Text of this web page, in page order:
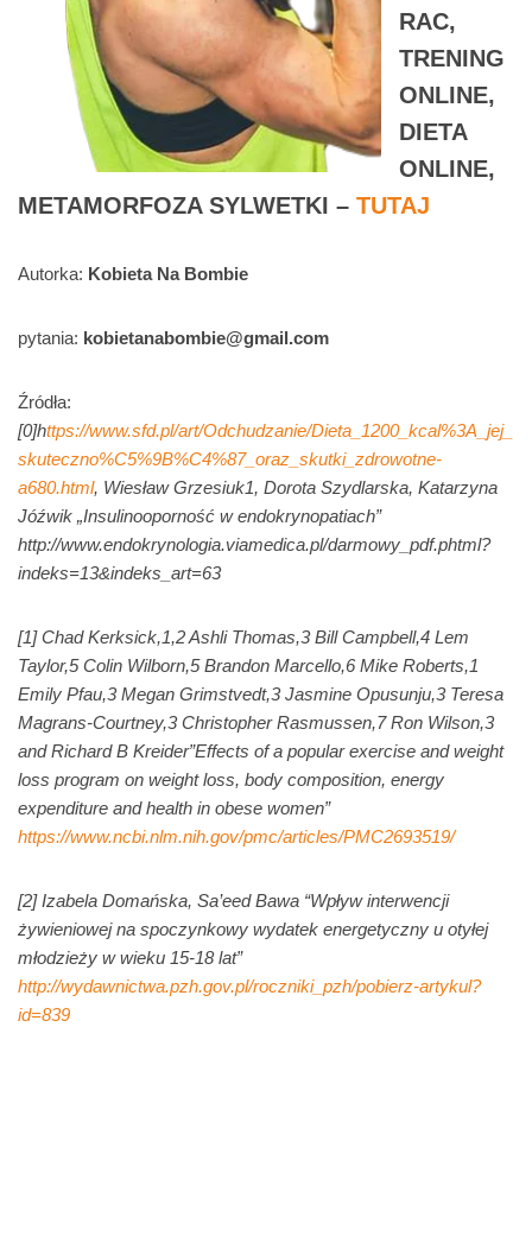
RAC,
TRENING
ONLINE,
DIETA
ONLINE,
METAMORFOZA SYLWETKI – TUTAJ
Autorka: Kobieta Na Bombie
pytania: kobietanabombie@gmail.com
Źródła:
[0]https://www.sfd.pl/art/Odchudzanie/Dieta_1200_kcal%3A_jej_
skuteczno%C5%9B%C4%87_oraz_skutki_zdrowotne-
a680.html, Wiesław Grzesiuk1, Dorota Szydlarska, Katarzyna
Jóźwik „Insulinooporność w endokrynopatiach”
http://www.endokrynologia.viamedica.pl/darmowy_pdf.phtml?
indeks=13&indeks_art=63
[1] Chad Kerksick,1,2 Ashli Thomas,3 Bill Campbell,4 Lem
Taylor,5 Colin Wilborn,5 Brandon Marcello,6 Mike Roberts,1
Emily Pfau,3 Megan Grimstvedt,3 Jasmine Opusunju,3 Teresa
Magrans-Courtney,3 Christopher Rasmussen,7 Ron Wilson,3
and Richard B Kreider”Effects of a popular exercise and weight
loss program on weight loss, body composition, energy
expenditure and health in obese women”
https://www.ncbi.nlm.nih.gov/pmc/articles/PMC2693519/
[2] Izabela Domańska, Sa’eed Bawa “Wpływ interwencji
żywieniowej na spoczynkowy wydatek energetyczny u otyłej
młodzieży w wieku 15-18 lat”
http://wydawnictwa.pzh.gov.pl/roczniki_pzh/pobierz-artykul?
id=839